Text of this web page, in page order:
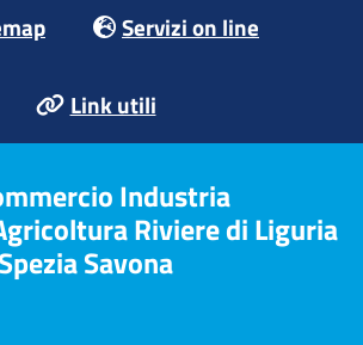
Servizi on line
Link utili
Industria
Riviere di Liguria
Savona